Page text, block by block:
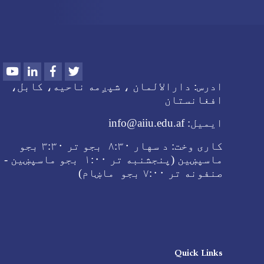
YoutubeLinkedInFacebook
ادرس: دارالالمان ، شپږمه ناحیه، کابل،
افغانستان
ایمیل: info@aiiu.edu.af
کاری وخت: د سهار ۸:۳۰ بجو تر
۳:۳۰ بجو
ماسپښین (پنجشنبه تر ۱:۰۰ بجو ماسپښین -
صنفونه تر
۷:۰۰ بجو ماښام )
Quick Links